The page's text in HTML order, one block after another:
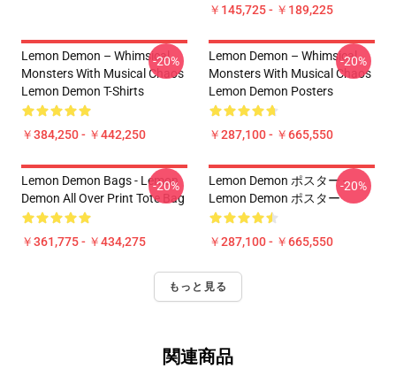
￥145,725 - ￥189,225
Lemon Demon – Whimsical
Monsters With Musical Chaos
Lemon Demon T-Shirts
￥384,250 - ￥442,250
-20%
Lemon Demon – Whimsical
Monsters With Musical Chaos
Lemon Demon Posters
￥287,100 - ￥665,550
-20%
Lemon Demon Bags - Lemon
Demon All Over Print Tote Bag
￥361,775 - ￥434,275
-20%
Lemon Demon ポスター -
Lemon Demon ポスター
￥287,100 - ￥665,550
-20%
もっと見る
関連商品